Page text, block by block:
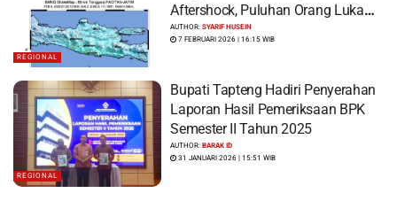
REGIONAL
Aftershock, Puluhan Orang Luka
dan Ratusan Bangunan Rusak
AUTHOR:SYARIF HUSEIN
7 FEBRUARI 2026 | 16:15 WIB
REGIONAL
Bupati Tapteng Hadiri Penyerahan
Laporan Hasil Pemeriksaan BPK
Semester II Tahun 2025
AUTHOR:BARAK ID
31 JANUARI 2026 | 15:51 WIB